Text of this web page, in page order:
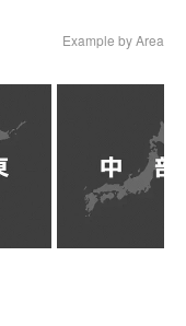
Example by Area